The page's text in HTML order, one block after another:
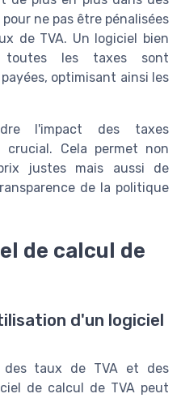
ne pas être pénalisées
de TVA. Un logiciel bien
toutes les taxes sont
optimisant ainsi les
l'impact des taxes
Cela permet non
justes mais aussi de
de la politique
de calcul de
d'un logiciel
des taux de TVA et des
de calcul de TVA peut